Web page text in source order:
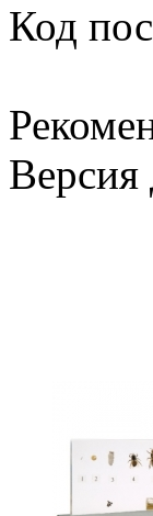
Код
Версия